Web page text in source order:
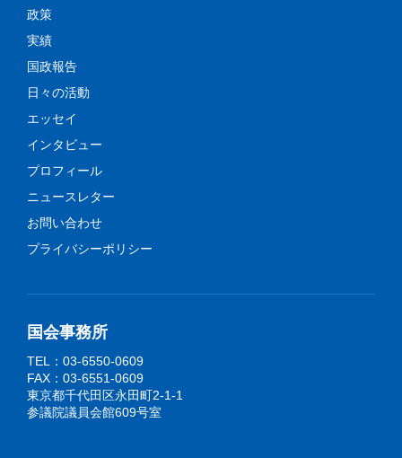
政策
実績
国政報告
日々の活動
エッセイ
インタビュー
プロフィール
ニュースレター
お問い合わせ
プライバシーポリシー
国会事務所
TEL：03-6550-0609
FAX：03-6551-0609
東京都千代田区永田町2-1-1
参議院議員会館609号室